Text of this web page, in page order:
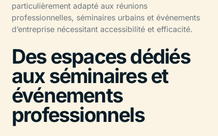
particulièrement adapté aux réunions
professionnelles, séminaires urbains et événements
d’entreprise nécessitant accessibilité et efficacité.
Des espaces dédiés
aux séminaires et
événements
professionnels